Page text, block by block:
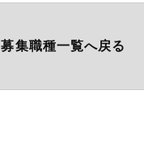
募集職種一覧へ戻る